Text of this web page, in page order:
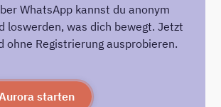
WhatsApp kannst du anonym
loswerden, was dich bewegt. Jetzt
ohne Registrierung ausprobieren.
starten